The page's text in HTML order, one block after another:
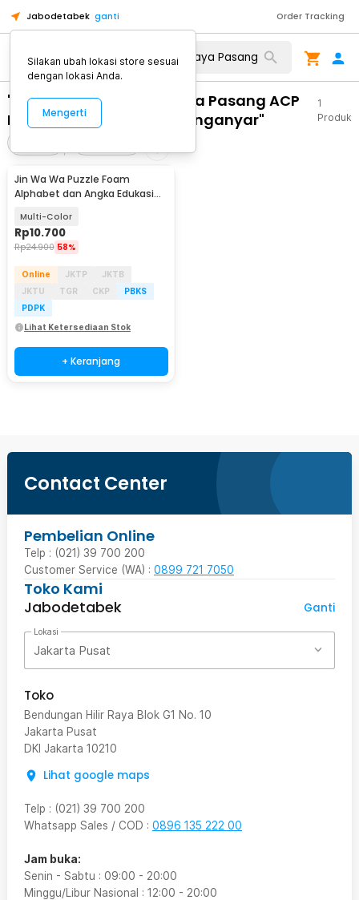
Jabodetabek ganti Order Tracking
"WA 0859 3970 0884 Biaya Pasang ACP
Kantor Ngargoyoso Karanganyar"
1
Produk
Jin Wa Wa Puzzle Foam
Alphabet dan Angka Edukasi
Multi-Color
Rp10.700
Rp24.900 58%
Online JKTP
JKTB
JKTU
TGR CKP
PBKS
PDPK
Lihat Ketersediaan Stok
+ Keranjang
Contact Center
Pembelian Online
Telp : (021) 39 700 200
Customer Service (WA) : 0899 721 7050
Toko Kami
Jabodetabek
Ganti
Lokasi
Jakarta Pusat
Toko
Bendungan Hilir Raya Blok G1 No. 10
Jakarta Pusat
DKI Jakarta 10210
Lihat google maps
Telp : (021) 39 700 200
Whatsapp Sales / COD : 0896 135 222 00
Jam buka:
Senin - Sabtu : 09:00 - 20:00
Minggu/Libur Nasional : 12:00 - 20:00
Silakan ubah lokasi store sesuai
dengan lokasi Anda.
Mengerti